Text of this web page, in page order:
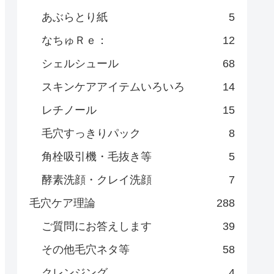
あぶらとり紙
5
なちゅＲｅ：
12
シェルシュール
68
スキンケアアイテムいろいろ
14
レチノール
15
毛穴すっきりパック
8
角栓吸引機・毛抜き等
5
酵素洗顔・クレイ洗顔
7
毛穴ケア理論
288
ご質問にお答えします
39
その他毛穴ネタ等
58